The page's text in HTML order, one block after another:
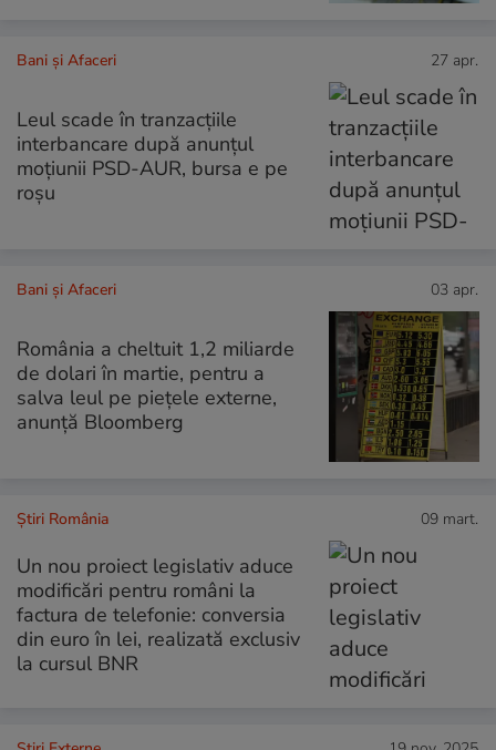
Bani și Afaceri 27 apr.
Leul scade în tranzacțiile
interbancare după anunțul
moțiunii PSD-AUR, bursa e pe
roșu
Bani și Afaceri 03 apr.
România a cheltuit 1,2 miliarde
de dolari în martie, pentru a
salva leul pe piețele externe,
anunță Bloomberg
Știri România 09 mart.
Un nou proiect legislativ aduce
modificări pentru români la
factura de telefonie: conversia
din euro în lei, realizată exclusiv
la cursul BNR